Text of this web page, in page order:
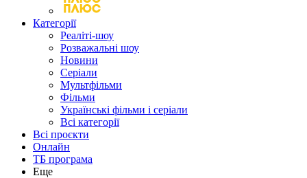
Категорії
Реаліті-шоу
Розважальні шоу
Новини
Серіали
Мультфільми
Фільми
Українські фільми і серіали
Всі категорії
Всі проєкти
Онлайн
ТБ програма
Еще